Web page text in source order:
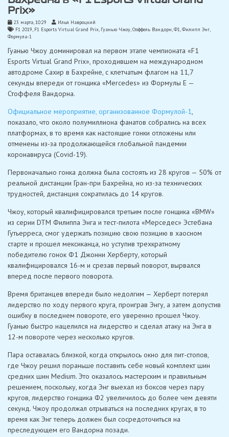
Prix»
23 марта, 10:29
Илья Навроцкий
F1 2019, F1 Esports Virtual Grand Prix, Гуанью Чжоу,Стоффель Вандорн,Ф1,Филипп Энг
Формула-1
Гуанью Чжоу доминировал на первом этапе чемпионата «F1
Esports Virtual Grand Prix», проходившем на международном
автодроме Сахир в Бахрейне, с клетчатым флагом на 11,7
секунды впереди от гонщика «Mercedes» из Формулы E —
Стоффеля Вандорна.
Официальное мероприятие, организованное Формулой-1,
показало, что около полумиллиона фанатов собрались на всех
платформах, в то время как настоящие гонки отложены или
отменены из-за продолжающейся глобальной пандемии
коронавируса (Covid-19).
Первоначально гонка должна была состоять из 28 кругов — 50% от
реальной дистанции Гран-при Бахрейна, но из-за технических
трудностей, дистанция сократилась до 14 кругов.
Чжоу, который квалифицировался третьим после гонщика «BMW»
из серии DTM Филиппа Энга и тест-пилота «Мерседес» Эстебана
Гутьерреса, смог удержать позицию свою позицию в хаосном
старте и прошел мексиканца, но уступив трехкратному
победителю гонок Ф1 Джонни Херберту, который
квалифицировался 16-м и срезав первый поворот, вырвался
вперед после первого поворота.
Время британцев впереди было недолгим — Херберт потерял
лидерство по ходу первого круга, проиграв Энгу, а затем допустив
ошибку в последнем повороте, его уверенно прошел Чжоу.
Гуанью быстро нацелился на лидерство и сделал атаку на Энга в
12-м повороте через несколько кругов.
Пара оставалась близкой, когда открылось окно для пит-стопов,
где Чжоу решил пораньше поставить себе новый комплект шин
средних шин Medium. Это оказалось мастерским и правильным
решением, поскольку, когда Энг выехал из боксов через пару
кругов, лидерство гонщика Ф2 увеличилось до более чем девяти
секунд. Чжоу продолжал отрываться на последних кругах, в то
время как Энг теперь должен был сосредоточиться на
преследующем его Вандорна позади.